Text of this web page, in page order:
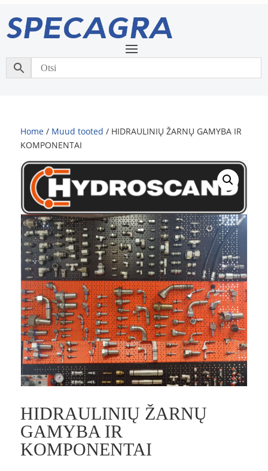
Home / Muud tooted / HIDRAULINIŲ ŽARNŲ GAMYBA IR
KOMPONENTAI
HIDRAULINIŲ ŽARNŲ
GAMYBA IR
KOMPONENTAI